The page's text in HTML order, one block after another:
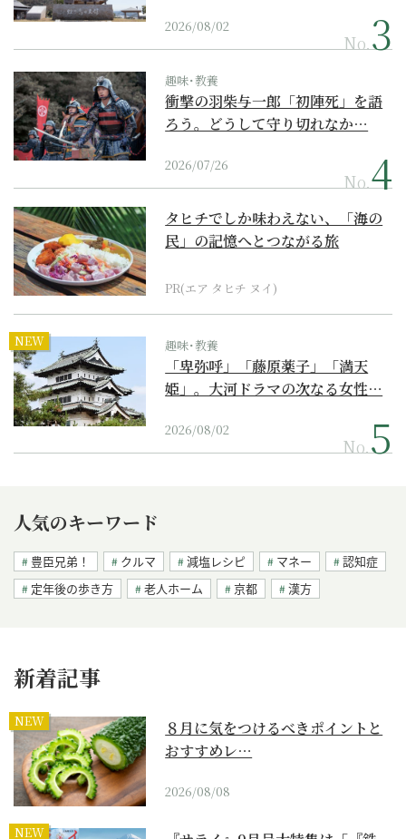
2026/08/02
No.
趣味･教養
衝撃の羽柴与一郎「初陣死」を語
ろう。どうして守り切れなか…
2026/07/26
No.
タヒチでしか味わえない、「海の
民」の記憶へとつながる旅
PR(エア タヒチ ヌイ)
NEW 趣味･教養
「卑弥呼」「藤原薬子」「満天
姫」。大河ドラマの次なる女性…
2026/08/02
No.
人気のキーワード
豊臣兄弟！ クルマ 減塩レシピ マネー
認知症
定年後の歩き方
老人ホーム 京都 漢方
新着記事
NEW
８月に気をつけるべきポイントと
おすすめレ…
2026/08/08
NEW